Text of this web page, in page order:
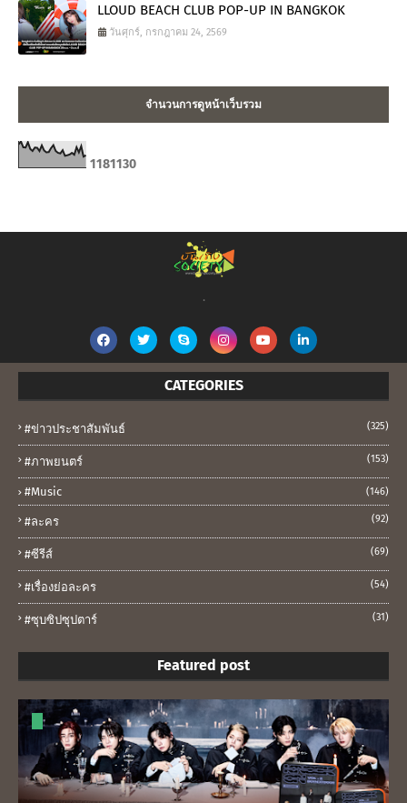
LLOUD BEACH CLUB POP-UP IN BANGKOK
วันศุกร์, กรกฎาคม 24, 2569
จำนวนการดูหน้าเว็บรวม
1181130
.
CATEGORIES
#ข่าวประชาสัมพันธ์ (325)
#ภาพยนตร์ (153)
#music (146)
#ละคร (92)
#ซีรีส์ (69)
#เรื่องย่อละคร (54)
#ซุบซิปซุปตาร์ (31)
Featured post